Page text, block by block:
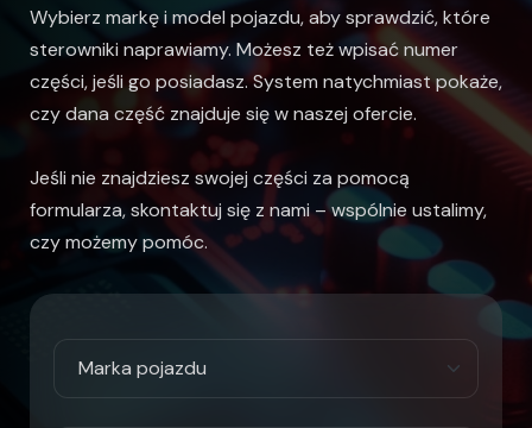
Wybierz markę i model pojazdu, aby sprawdzić, które
sterowniki naprawiamy. Możesz też wpisać numer
części, jeśli go posiadasz. System natychmiast pokaże,
czy dana część znajduje się w naszej ofercie.
Jeśli nie znajdziesz swojej części za pomocą
formularza, skontaktuj się z nami – wspólnie ustalimy,
czy możemy pomóc.